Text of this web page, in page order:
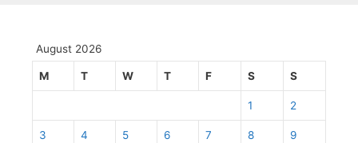
August 2026
M T W T F S S
1 2
3 4 5 6 7 8 9